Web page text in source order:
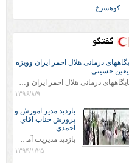
– کوهسرخ
گفتگو
درمانی هلال احمر ایران وویزه
حسینی
پایگاههای درمانی هلال احمر ایران وویزه اربعین حسینی
۱۳۹۶/۸/۹
بازديد مدير اموزش و
پرورش جناب اقاي
احمدي
بازديد مديريت آموزش و پروش جناب اقاي احمدي به همراه اعضاي ستاد اسكان آموزش و پروش شهرستان سرخس در ساعت 11:30 در مورخه 11/1/1394 صورت گرفت و مسئولین با حضور در پست مسافرين نوروزی كه جمعیت هلال احمر شهرستان از نزدیک در جریان روند اجرای طرح های قرار گرفتند .
۱۳۹۴/۱/۲۵